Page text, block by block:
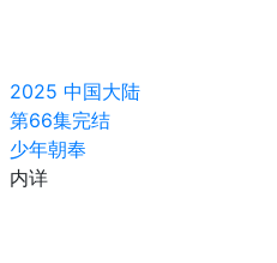
2025 中国大陆
第66集完结
少年朝奉
内详